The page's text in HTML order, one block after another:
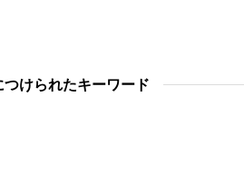
けられたキーワード